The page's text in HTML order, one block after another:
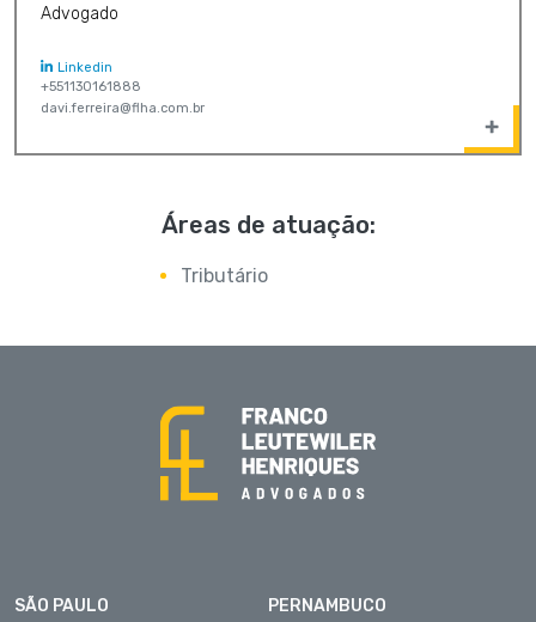
Advogado
Linkedin
+551130161888
davi.ferreira@flha.com.br
Áreas de atuação:
Tributário
SÃO PAULO PERNAMBUCO